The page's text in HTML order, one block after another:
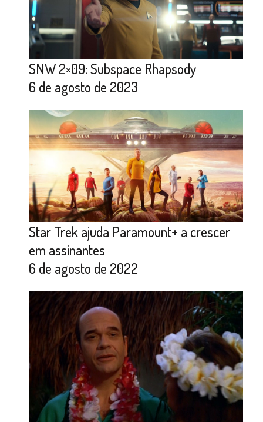
SNW 2×09: Subspace Rhapsody
6 de agosto de 2023
Star Trek ajuda Paramount+ a crescer
em assinantes
6 de agosto de 2022